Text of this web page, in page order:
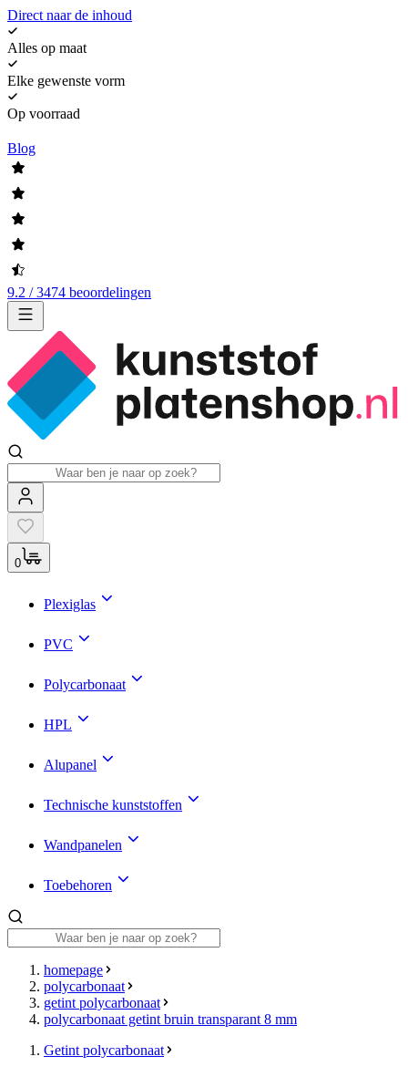
Direct naar de inhoud
Alles op maat
Elke gewenste vorm
Op voorraad
Blog
9.2 / 3474 beoordelingen
0
Plexiglas
PVC
Polycarbonaat
HPL
Alupanel
Technische kunststoffen
Wandpanelen
Toebehoren
homepage
polycarbonaat
getint polycarbonaat
polycarbonaat getint bruin transparant 8 mm
Getint polycarbonaat